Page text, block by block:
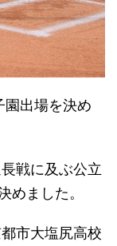
園出場を決め
戦に及ぶ公立
めました。
市大塩尻高校